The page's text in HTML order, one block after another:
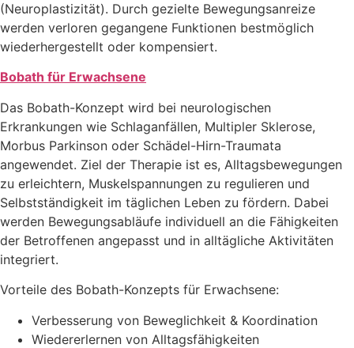
(Neuroplastizität). Durch gezielte Bewegungsanreize
werden verloren gegangene Funktionen bestmöglich
wiederhergestellt oder kompensiert.
Bobath für Erwachsene
Das Bobath-Konzept wird bei neurologischen
Erkrankungen wie Schlaganfällen, Multipler Sklerose,
Morbus Parkinson oder Schädel-Hirn-Traumata
angewendet. Ziel der Therapie ist es, Alltagsbewegungen
zu erleichtern, Muskelspannungen zu regulieren und
Selbstständigkeit im täglichen Leben zu fördern. Dabei
werden Bewegungsabläufe individuell an die Fähigkeiten
der Betroffenen angepasst und in alltägliche Aktivitäten
integriert.
Vorteile des Bobath-Konzepts für Erwachsene:
Verbesserung von Beweglichkeit & Koordination
Wiedererlernen von Alltagsfähigkeiten